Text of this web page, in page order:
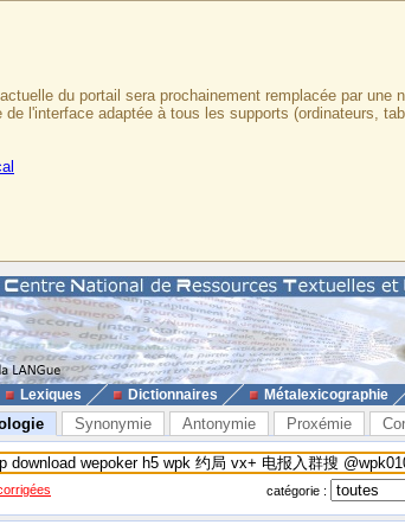
du portail sera prochainement remplacée par une
l'interface adaptée à tous les supports (ordinateurs,
Lexiques Dictionnaires Métalexicographie
Synonymie Antonymie Proxémie
catégorie :